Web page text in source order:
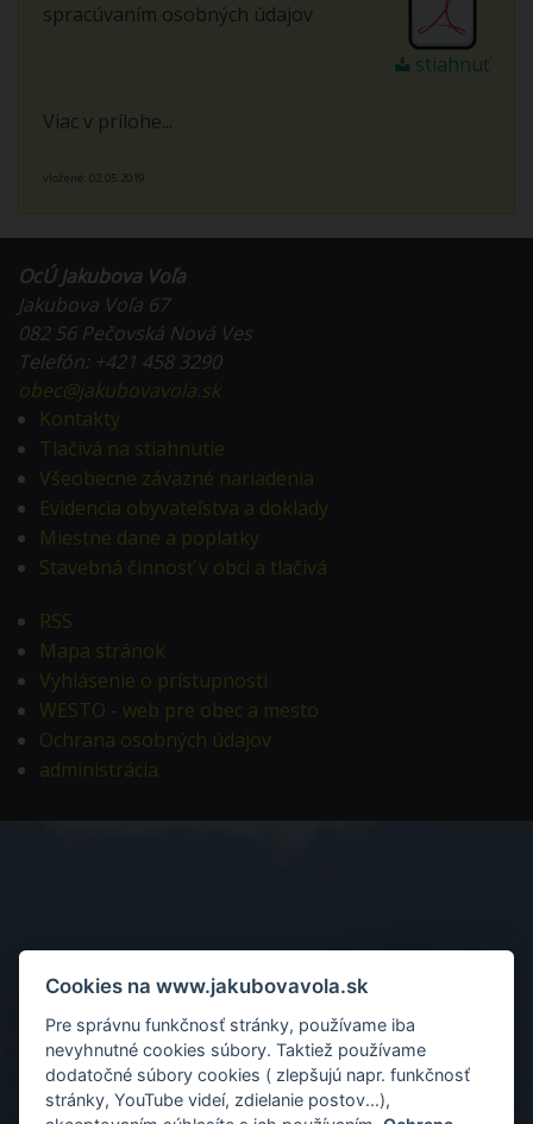
stiahnuť
spracúvaním osobných údajov
Viac v prílohe...
vložené: 02.05.2019
OcÚ Jakubova Voľa
Jakubova Voľa 67
082 56 Pečovská Nová Ves
Telefón: +421 458 3290
obec@jakubovavola.sk
Kontakty
Tlačivá na stiahnutie
Všeobecne záväzné nariadenia
Evidencia obyvateľstva a doklady
Miestne dane a poplatky
Stavebná činnosť v obci a tlačivá
RSS
Mapa stránok
Vyhlásenie o prístupnosti
WESTO - web pre obec a mesto
Ochrana osobných údajov
administrácia
Cookies na www.jakubovavola.sk
Pre správnu funkčnosť stránky, používame iba
nevyhnutné cookies súbory. Taktiež používame
dodatočné súbory cookies ( zlepšujú napr. funkčnosť
stránky, YouTube videí, zdielanie postov...),